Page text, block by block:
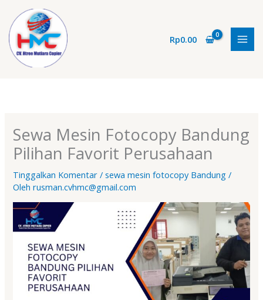
konten
Rp0.00
Sewa Mesin Fotocopy Bandung
Pilihan Favorit Perusahaan
Tinggalkan Komentar /sewa mesin fotocopy Bandung /
Olehrusman.cvhmc@gmail.com